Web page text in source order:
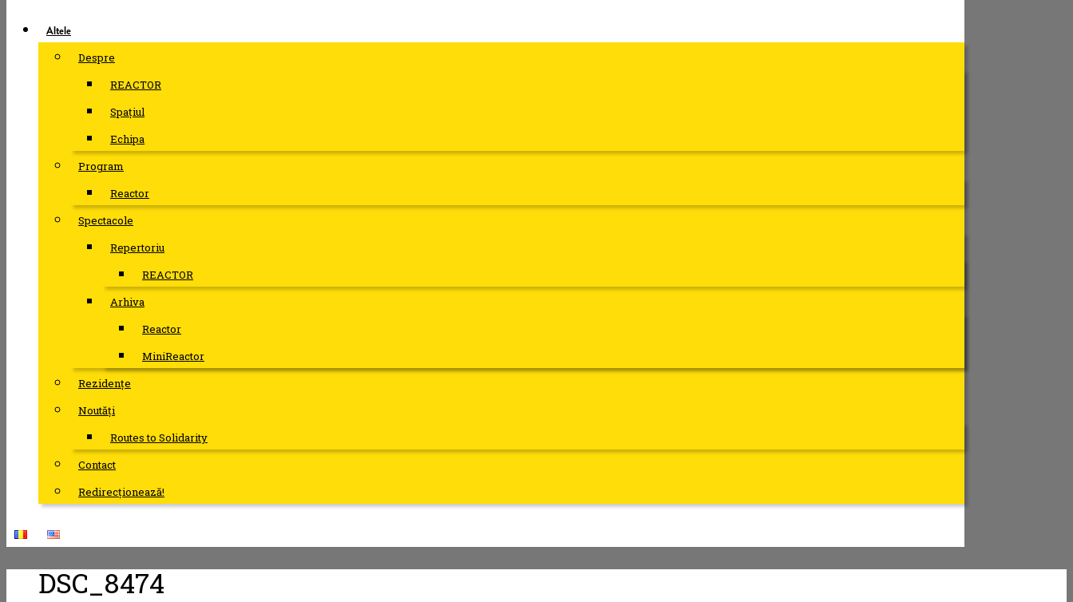
Altele
Despre
REACTOR
Spațiul
Echipa
Program
Reactor
Spectacole
Repertoriu
REACTOR
Arhiva
Reactor
MiniReactor
Rezidențe
Noutăți
Routes to Solidarity
Contact
Redirecționează!
DSC_8474